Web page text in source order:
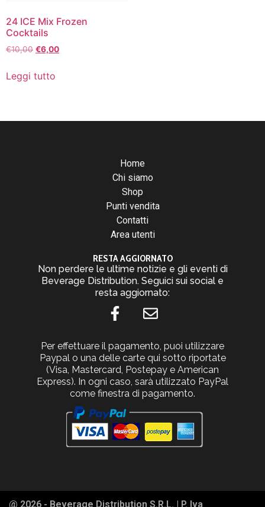
24 ICE Mix Frozen
Cocktails
€10,00 €6,00
Leggi tutto
Home
Chi siamo
Shop
Punti vendita
Contatti
Area utenti
RESTA AGGIORNATO
Non perdere le ultime notizie e gli eventi di
Beverage Distribution. Seguici sui social e
resta aggiornato:
Per effettuare il pagamento, puoi utilizzare
Paypal o una delle carte qui sotto riportate
(Visa, Mastercard, Postepay e American
Express). In ogni caso, sarà utilizzato PayPal
come finestra di pagamento.
@ 2026 - Beverage Distribution S.R.L. | P. Iva